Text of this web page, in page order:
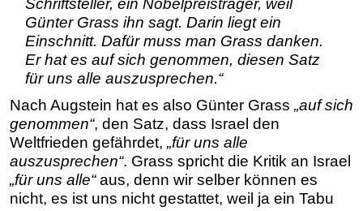
Schriftsteller, ein Nobelpreisträger, weil
Günter Grass ihn sagt. Darin liegt ein
Einschnitt. Dafür muss man Grass danken.
Er hat es auf sich genommen, diesen Satz
für uns alle auszusprechen.“
Nach Augstein hat es also Günter Grass „auf sich
genommen“, den Satz, dass Israel den
Weltfrieden gefährdet, „für uns alle
auszusprechen“. Grass spricht die Kritik an Israel
„für uns alle“aus, denn wir selber können es
nicht, es ist uns nicht gestattet, weil ja ein Tabu